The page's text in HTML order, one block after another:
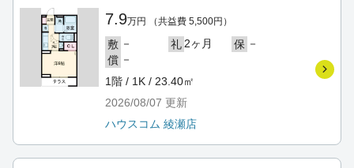
7.9万円 （共益費 5,500円）
敷 － 礼 2ヶ月 保 －
償 －
1階 / 1K / 23.40㎡
2026/08/07 更新
ハウスコム 綾瀬店